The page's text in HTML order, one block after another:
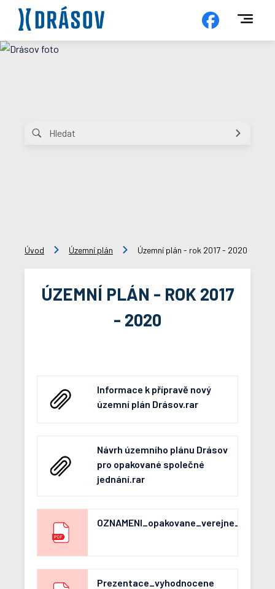
Úvod Územní plán Územní plán - rok 2017 - 2020
ÚZEMNÍ PLÁN - ROK 2017
- 2020
Informace k přípravě nový
územní plán Drásov.rar
Návrh územního plánu Drásov
pro opakované společné
jednání.rar
Prezentace_vyhodnocene